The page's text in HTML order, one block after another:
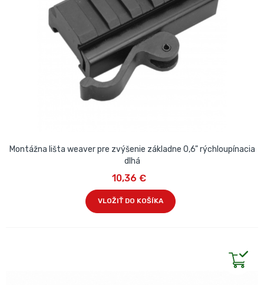
Montážna lišta weaver pre zvýšenie základne 0,6" rýchloupínacia
dlhá
10,36 €
VLOŽIŤ DO KOŠÍKA